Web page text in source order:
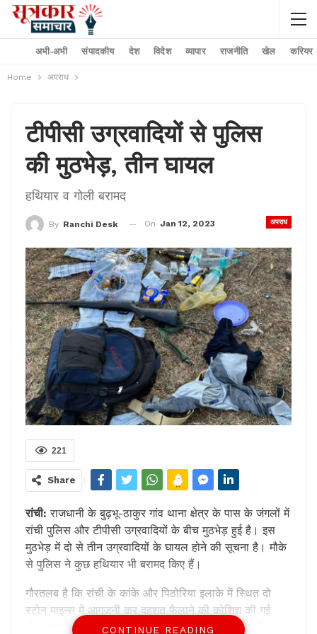
अभी-अभी संपादकीय देश विदेश व्यापार राजनीति खेल करियर
Home अपराध
टीपीसी उग्रवादियों से पुलिस
की मुठभेड़, तीन घायल
ह​थियार व गोली बरामद
अपराध
By Ranchi Desk On Jan 12, 2023
221
Share
रांची: राजधानी के बुढ़भू-ठाकुर गांव थाना क्षेत्र के पास के जंगलों में
रांची पुलिस और टीपीसी उग्रवादियों के बीच मुठभेड़ हुई है। इस
मुठभेड़ में दो से तीन उग्रवादियों के घायल होने की सूचना है। मौके
से पुलिस ने कुछ हथियार भी बरामद किए हैं।
गौरतलब है कि रांची के कांके और पिठोरिया इलाके में स्थित दो
स्टोन माइन्स में आगजनी कर दहशत फैलाने की कोशिश की गई
थी। मामले की गंभीरता को देखते हुए रांची के सीनियर एसपी
CONTINUE READING